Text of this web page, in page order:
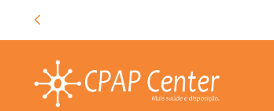
R$299